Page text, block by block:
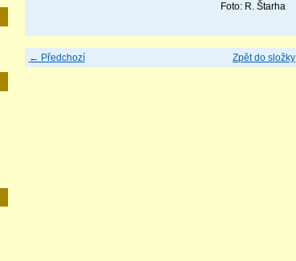
Foto: R. Štarha
← Předchozí Zpět do složky